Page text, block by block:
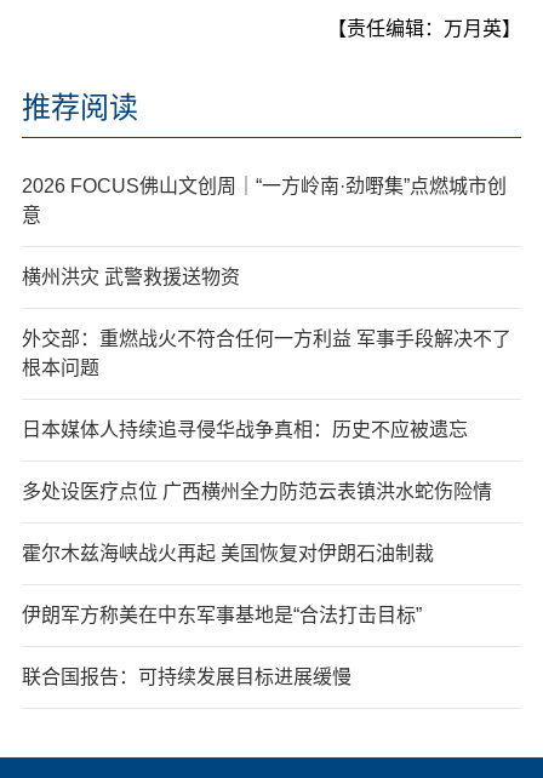
【责任编辑：万月英】
推荐阅读
2026 FOCUS佛山文创周｜“一方岭南·劲嘢集”点燃城市创
意
横州洪灾 武警救援送物资
外交部：重燃战火不符合任何一方利益 军事手段解决不了
根本问题
日本媒体人持续追寻侵华战争真相：历史不应被遗忘
多处设医疗点位 广西横州全力防范云表镇洪水蛇伤险情
霍尔木兹海峡战火再起 美国恢复对伊朗石油制裁
伊朗军方称美在中东军事基地是“合法打击目标”
联合国报告：可持续发展目标进展缓慢